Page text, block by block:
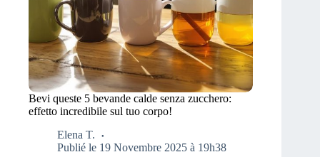
Bevi queste 5 bevande calde senza zucchero:
effetto incredibile sul tuo corpo!
Elena T.
Publié le 19 Novembre 2025 à 19h38